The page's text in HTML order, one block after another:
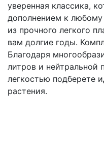
уверенная классика,
дополнением к любому
из прочного легкого
вам долгие годы.
Благодаря
литров и нейтральной
легкостью подберете
растения.